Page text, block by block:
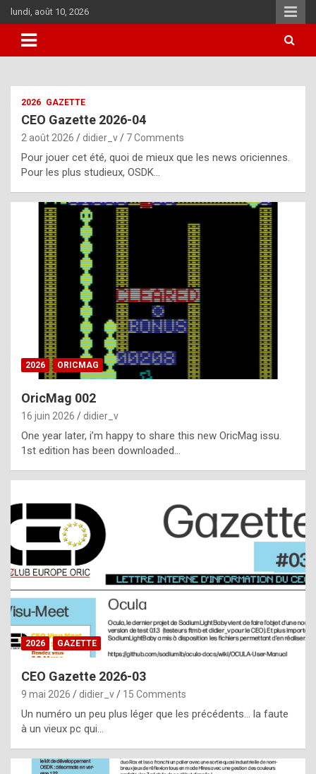
Skip
to
content
lundi, août 10, 2026
i
u
l
y
d
i
ff
i
l
t
t
s
t
a
s
i
e
f
o
2026 GAZETTE
CEO Gazette 2026-04
2 août 2026 didier_v 7 Comments
Pour jouer cet été, quoi de mieux que les news oriciennes.
Pour les plus studieux, OSDK…
2026 ORICMAG
OricMag 002
16 juin 2026 didier_v
One year later, i’m happy to share this new OricMag issu.
1st edition has been downloaded…
2026 GAZETTE
CEO Gazette 2026-03
9 mai 2026 didier_v 15 Comments
Un numéro un peu plus léger que les précédents… la faute
à un vieux pc qui…